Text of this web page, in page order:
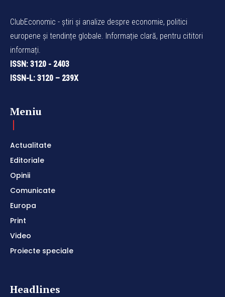
ClubEconomic - știri și analize despre economie, politici
europene și tendințe globale. Informație clară, pentru cititori
informați.
ISSN: 3120 - 2403
ISSN-L: 3120 – 239X
Meniu
Actualitate
Editoriale
Opinii
Comunicate
Europa
Print
Video
Proiecte speciale
Headlines